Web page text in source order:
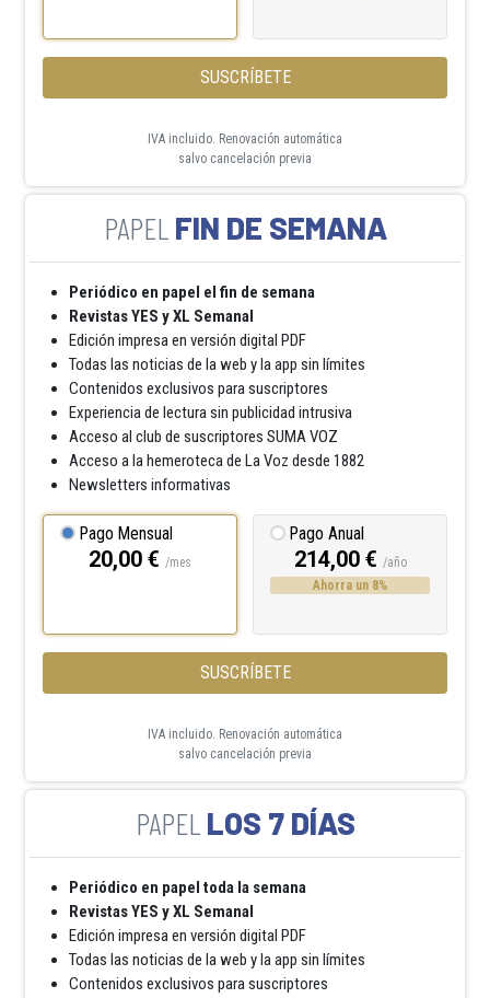
SUSCRÍBETE
IVA incluido. Renovación automática
salvo cancelación previa
FIN DE SEMANA
Periódico en papel el fin de semana
Revistas YES y XL Semanal
Edición impresa en versión digital PDF
Todas las noticias de la web y la app sin límites
Contenidos exclusivos para suscriptores
Experiencia de lectura sin publicidad intrusiva
Acceso al club de suscriptores SUMA VOZ
Acceso a la hemeroteca de La Voz desde 1882
Newsletters informativas
Pago Mensual
20,00 € /mes
Pago Anual
214,00 € /año
Ahorra un 8%
SUSCRÍBETE
IVA incluido. Renovación automática
salvo cancelación previa
LOS 7 DÍAS
Periódico en papel toda la semana
Revistas YES y XL Semanal
Edición impresa en versión digital PDF
Todas las noticias de la web y la app sin límites
Contenidos exclusivos para suscriptores